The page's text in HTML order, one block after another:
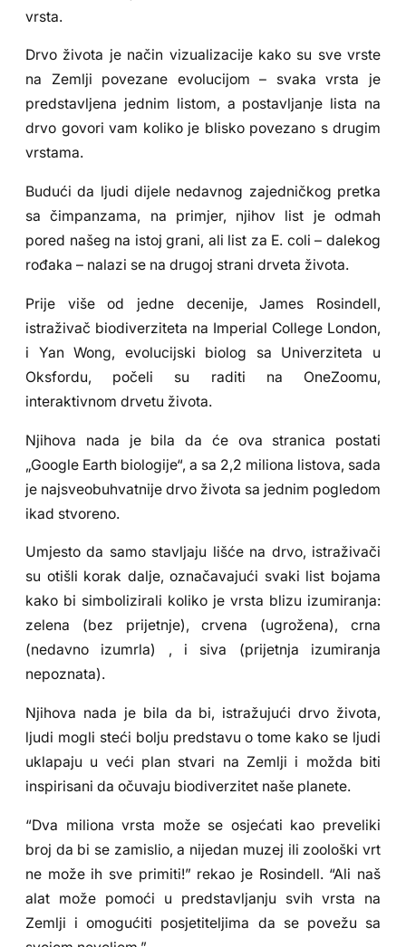
vrsta.
Drvo života je način vizualizacije kako su sve vrste
na Zemlji povezane evolucijom – svaka vrsta je
predstavljena jednim listom, a postavljanje lista na
drvo govori vam koliko je blisko povezano s drugim
vrstama.
Budući da ljudi dijele nedavnog zajedničkog pretka
sa čimpanzama, na primjer, njihov list je odmah
pored našeg na istoj grani, ali list za E. coli – dalekog
rođaka – nalazi se na drugoj strani drveta života.
Prije više od jedne decenije, James Rosindell,
istraživač biodiverziteta na Imperial College London,
i Yan Wong, evolucijski biolog sa Univerziteta u
Oksfordu, počeli su raditi na OneZoomu,
interaktivnom drvetu života.
Njihova nada je bila da će ova stranica postati
„Google Earth biologije“, a sa 2,2 miliona listova, sada
je najsveobuhvatnije drvo života sa jednim pogledom
ikad stvoreno.
Umjesto da samo stavljaju lišće na drvo, istraživači
su otišli korak dalje, označavajući svaki list bojama
kako bi simbolizirali koliko je vrsta blizu izumiranja:
zelena (bez prijetnje), crvena (ugrožena), crna
(nedavno izumrla) , i siva (prijetnja izumiranja
nepoznata).
Njihova nada je bila da bi, istražujući drvo života,
ljudi mogli steći bolju predstavu o tome kako se ljudi
uklapaju u veći plan stvari na Zemlji i možda biti
inspirisani da očuvaju biodiverzitet naše planete.
“Dva miliona vrsta može se osjećati kao preveliki
broj da bi se zamislio, a nijedan muzej ili zoološki vrt
ne može ih sve primiti!” rekao je Rosindell. “Ali naš
alat može pomoći u predstavljanju svih vrsta na
Zemlji i omogućiti posjetiteljima da se povežu sa